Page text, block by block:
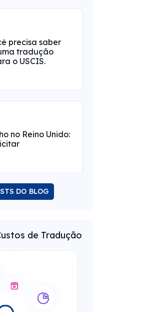
precisa saber
tradução
o USCIS.
no Reino Unido:
DO BLOG
de Tradução